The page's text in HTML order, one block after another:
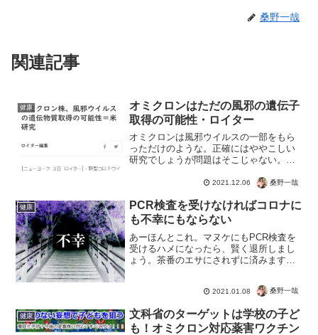
桑野一哉
関連記事
健康
オミクロンはただの風邪の遺伝子
取得の可能性・ロイター
オミクロンは風邪ウイルスの一部をもら
っただけのような。正確にはややこしい
研究でしょうが問題はそこじゃない。こ
とにオドロキですよね。コロナの正体を
SNSがアカウント削除。...
2021.12.06 桑野一哉
健康
PCR検査を受けなければコロナに
も不幸にもならない
あーほんとこれ。マヌケにもPCR検査を
受けるハメになったら、賢く退所しまし
ょう。茶番のエサにされずに済みます
ね。あ、何もするな！って意味じゃない
2021.01.08 桑野一哉
健康
文科省のターゲットは学校の子ど
も！オミクロン対応薬害ワクチン